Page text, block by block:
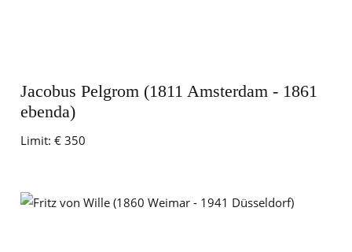
Jacobus Pelgrom (1811 Amsterdam - 1861
ebenda)
Limit: € 350